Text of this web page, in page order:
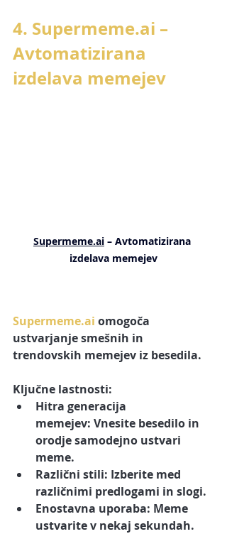
4. Supermeme.ai –
Avtomatizirana
izdelava memejev
Supermeme.ai – Avtomatizirana
izdelava memejev
Supermeme.ai omogoča
ustvarjanje smešnih in
trendovskih memejev iz besedila.
Ključne lastnosti:
Hitra generacija
memejev: Vnesite besedilo in
orodje samodejno ustvari
meme.
Različni stili: Izberite med
različnimi predlogami in slogi.
Enostavna uporaba: Meme
ustvarite v nekaj sekundah.